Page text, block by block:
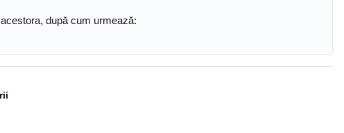
după cum urmează: